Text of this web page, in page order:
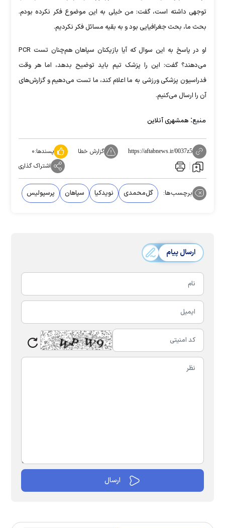
توجهی داشته است، گفت: من خیلی به این موضوع فکر نکرده بودم.
بحث ما، بحث جغرافیایی بود و به بقیه مسائل فکر نکردیم.
او در پاسخ به این سوال که آیا بازیکنان سپاهان هم‌چنان تست PCR
می‌دهند؟ گفت: این را پزشک تیم باید توضیح بدهد، اما هر وقت
فدراسیون پزشکی ورزشی به ما اعلام کند، ما تست می‌دهیم و گزارش‌های
آن را ارسال می‌کنیم.
منبع: همشهری آنلاین
https://aftabnews.ir/0037z5 گزارش خطا پسندها:۰
اشتراک گذاری
برچسب‌ها: گل‌محمدی نویدکیا سپاهان پرسپولیس
ارسال پیام